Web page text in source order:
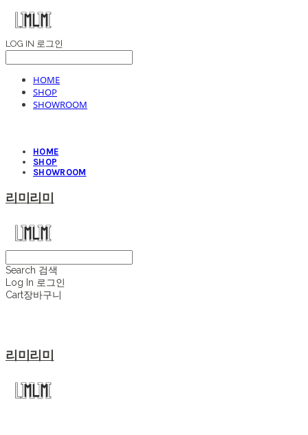
LOG IN 로그인
HOME
SHOP
SHOWROOM
HOME
SHOP
SHOWROOM
리미리미
Search 검색
Log In 로그인
Cart장바구니
리미리미